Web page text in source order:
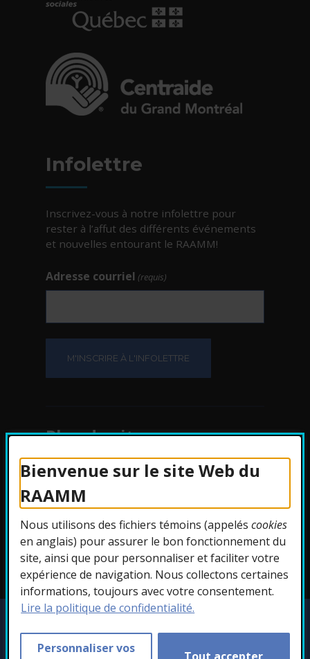
Bienvenue sur le site Web du
RAAMM
Nous utilisons des fichiers témoins (appeléscookies
en anglais) pour assurer le bon fonctionnement du
site, ainsi que pour personnaliser et faciliter votre
expérience de navigation. Nous collectons certaines
informations, toujours avec votre consentement.
Lire la politique de confidentialité.
Personnaliser vos
Infolettre
Inscrivez-vous à notre infolettre pour
rester à l’affut des différents événements
et nouvelles entourant le RAAMM!
Adresse courriel (requis)
Plan du site
Protection des
renseignements
Accessibilité
réservés.